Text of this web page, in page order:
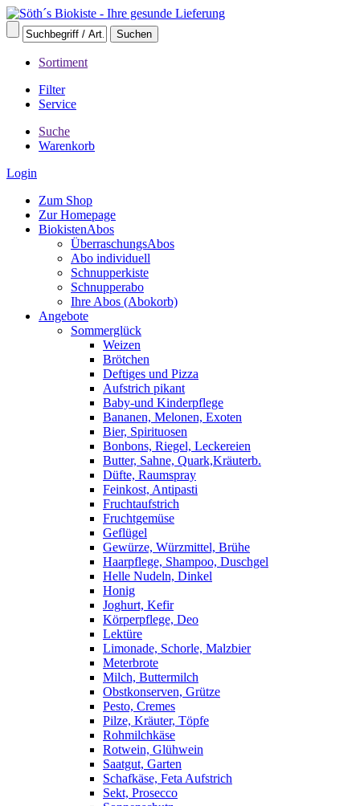
Sortiment
Filter
Service
Suche
Warenkorb
Login
Zum Shop
Zur Homepage
BiokistenAbos
ÜberraschungsAbos
Abo individuell
Schnupperkiste
Schnupperabo
Ihre Abos (Abokorb)
Angebote
Sommerglück
Weizen
Brötchen
Deftiges und Pizza
Aufstrich pikant
Baby-und Kinderpflege
Bananen, Melonen, Exoten
Bier, Spirituosen
Bonbons, Riegel, Leckereien
Butter, Sahne, Quark,Kräuterb.
Düfte, Raumspray
Feinkost, Antipasti
Fruchtaufstrich
Fruchtgemüse
Geflügel
Gewürze, Würzmittel, Brühe
Haarpflege, Shampoo, Duschgel
Helle Nudeln, Dinkel
Honig
Joghurt, Kefir
Körperpflege, Deo
Lektüre
Limonade, Schorle, Malzbier
Meterbrote
Milch, Buttermilch
Obstkonserven, Grütze
Pesto, Cremes
Pilze, Kräuter, Töpfe
Rohmilchkäse
Rotwein, Glühwein
Saatgut, Garten
Schafkäse, Feta Aufstrich
Sekt, Prosecco